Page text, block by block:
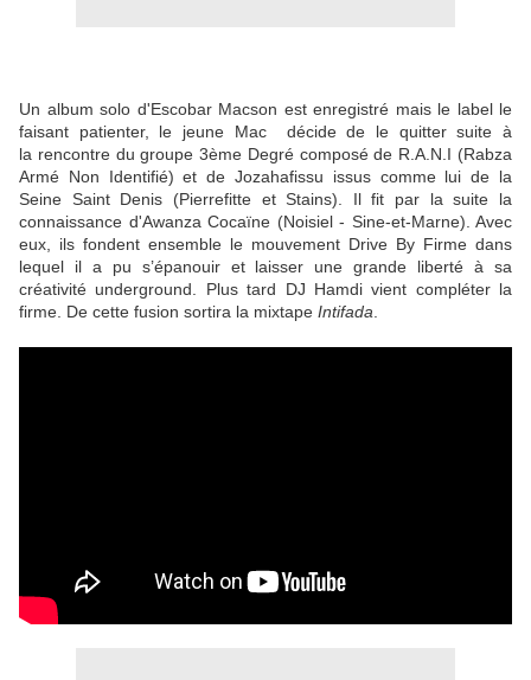
Un album solo d'Escobar Macson est enregistré mais le label le
faisant patienter, le jeune Mac décide de le quitter suite à
la rencontre du groupe 3ème Degré composé de R.A.N.I (Rabza
Armé Non Identifié) et de Jozahafissu issus comme lui de la
Seine Saint Denis (Pierrefitte et Stains). Il fit par la suite la
connaissance d'Awanza Cocaïne (Noisiel - Sine-et-Marne). Avec
eux, ils fondent ensemble le mouvement Drive By Firme dans
lequel il a pu s’épanouir et laisser une grande liberté à sa
créativité underground. Plus tard DJ Hamdi vient compléter la
firme. De cette fusion sortira la mixtape Intifada